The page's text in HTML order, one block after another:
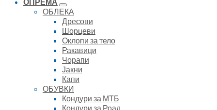
ОПРЕМА
ОБЛЕКА
Дресови
Шорцеви
Оклопи за тело
Ракавици
Чорапи
Јакни
Капи
ОБУВКИ
Кондури за МТБ
Кондури за Роад